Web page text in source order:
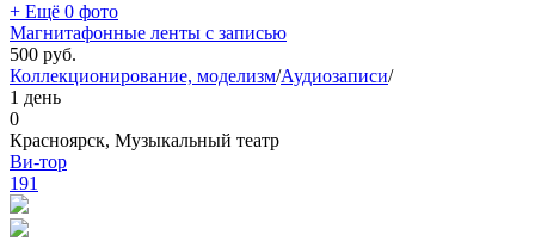
+ Ещё 0 фото
Магнитафонные ленты с записью
500 руб.
Коллекционирование, моделизм/Аудиозаписи/
1 день
0
Красноярск, Музыкальный театр
Ви-тор
191